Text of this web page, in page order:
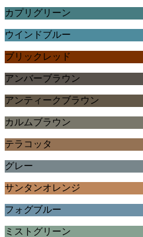
カプリグリーン
ウインドブルー
ブリックレッド
アンバーブラウン
アンティークブラウン
カルムブラウン
テラコッタ
グレー
サンタンオレンジ
フォグブルー
ミストグリーン